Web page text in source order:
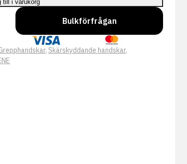
mängd
till i varukorg
Bulkförfrågan
, Skärskyddande handskar,